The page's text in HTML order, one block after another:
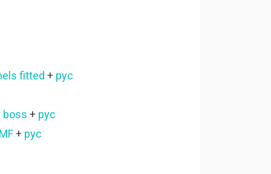
fitted + рус
boss + рус
+ рус